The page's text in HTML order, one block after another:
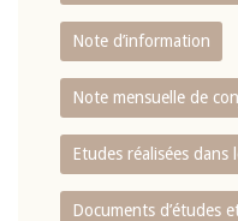
Note d’information
Note mensuelle de
Etudes réalisées dans
Documents d’études